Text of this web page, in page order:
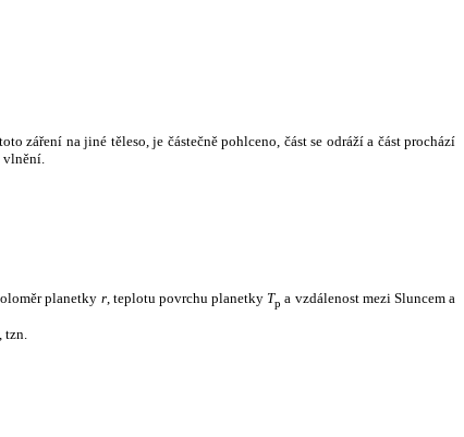
záření na jiné těleso, je částečně pohlceno, část se odráží a část prochází
vlnění.
planetky r, teplotu povrchu planetky Tp a vzdálenost mezi Sluncem a
tzn.